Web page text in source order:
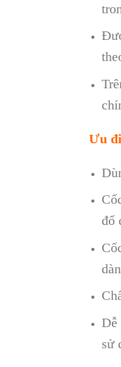
Ưu
đổ
Dễ
sử